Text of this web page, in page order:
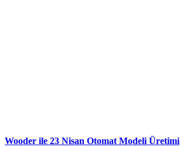
Wooder ile 23 Nisan Otomat Modeli Üretimi